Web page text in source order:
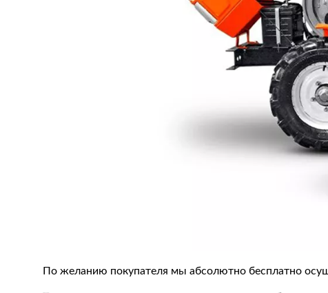
По желанию покупателя мы абсолютно бесплатно